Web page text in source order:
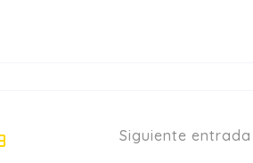
Siguiente entrada